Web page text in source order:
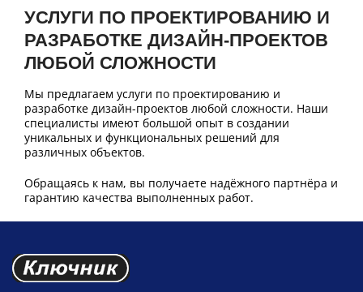
УСЛУГИ ПО ПРОЕКТИРОВАНИЮ И
РАЗРАБОТКЕ ДИЗАЙН-ПРОЕКТОВ
ЛЮБОЙ СЛОЖНОСТИ
Мы предлагаем услуги по проектированию и
разработке дизайн-проектов любой сложности. Наши
специалисты имеют большой опыт в создании
уникальных и функциональных решений для
различных объектов.
Обращаясь к нам, вы получаете надёжного партнёра и
гарантию качества выполненных работ.